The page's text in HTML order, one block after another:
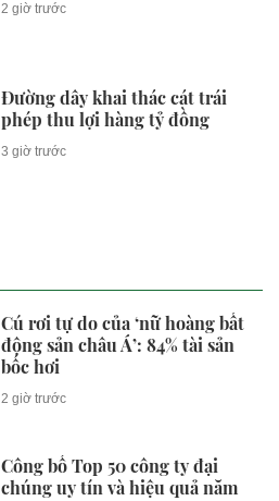
2 giờ trước
Đường dây khai thác cát trái
phép thu lợi hàng tỷ đồng
3 giờ trước
Cú rơi tự do của ‘nữ hoàng bất
động sản châu Á’: 84% tài sản
bốc hơi
2 giờ trước
Công bố Top 50 công ty đại
chúng uy tín và hiệu quả năm